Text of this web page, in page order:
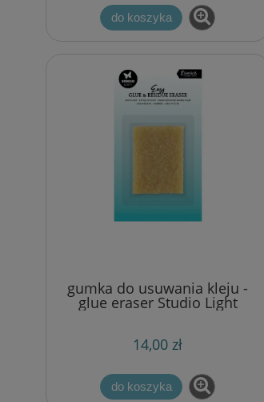
do koszyka
gumka do usuwania kleju -
glue eraser Studio Light
14,00 zł
do koszyka